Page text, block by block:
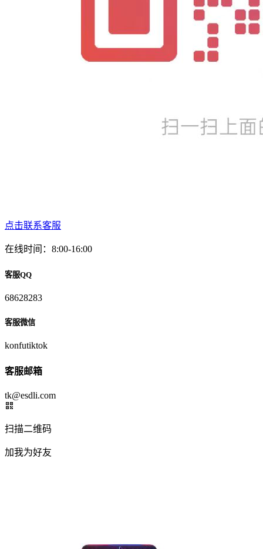
点击联系客服
在线时间：8:00-16:00
客服QQ
68628283
客服微信
konfutiktok
客服邮箱
tk@esdli.com
扫描二维码
加我为好友